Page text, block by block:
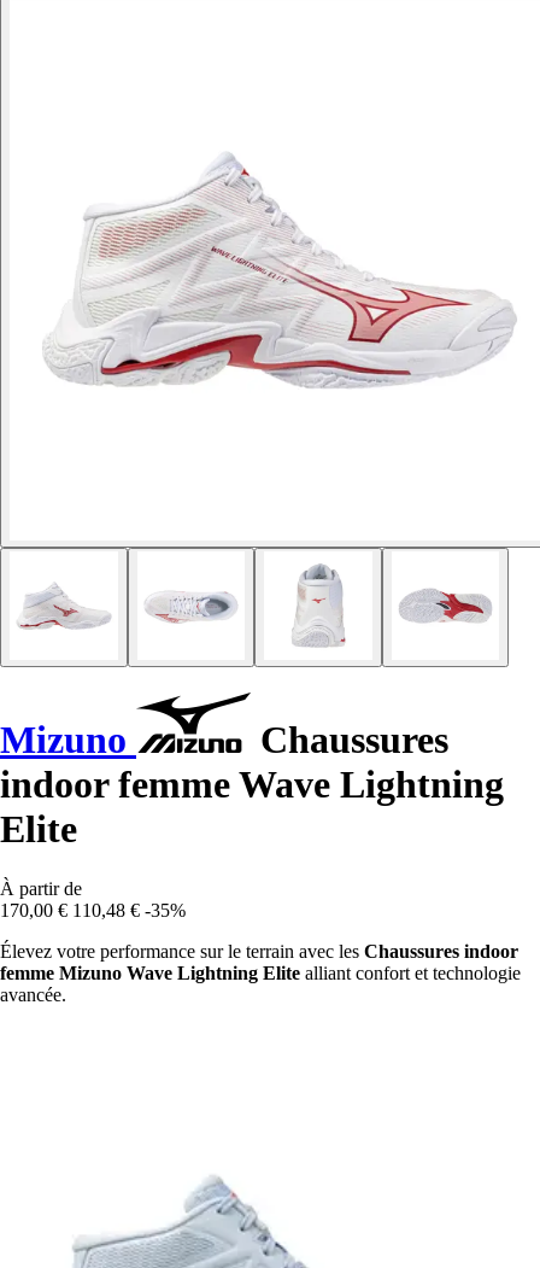
Mizuno
Chaussures
indoor femme Wave Lightning
Elite
À partir de
170,00 € 110,48 € -35%
Élevez votre performance sur le terrain avec les Chaussures indoor
femme Mizuno Wave Lightning Elite alliant confort et technologie
avancée.